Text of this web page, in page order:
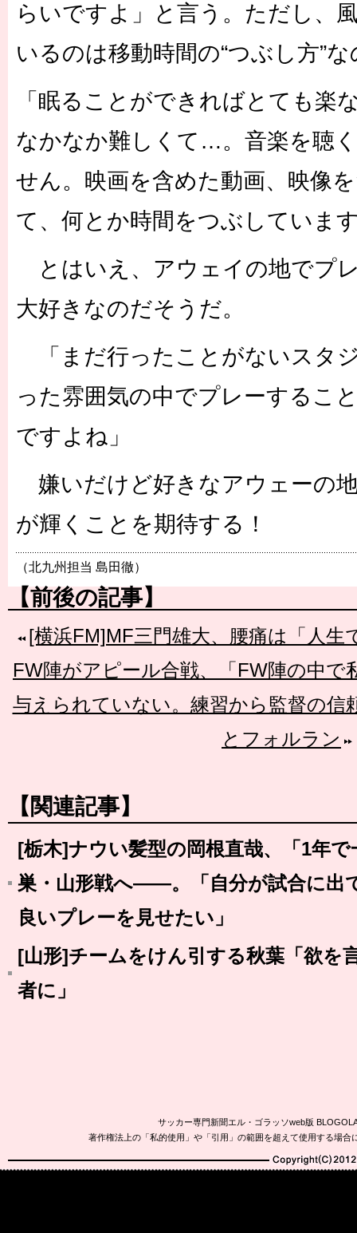
らいですよ」と言う。ただし、
いるのは移動時間の“つぶし方”
「眠ることができればとても楽
なかなか難しくて…。音楽を聴
せん。映画を含めた動画、映像
て、何とか時間をつぶしていま
とはいえ、アウェイの地でプ
大好きなのだそうだ。
「まだ行ったことがないスタ
った雰囲気の中でプレーするこ
ですよね」
嫌いだけど好きなアウェーの
が輝くことを期待する！
（北九州担当 島田徹）
【前後の記事】
[横浜FM]MF三門雄大、腰痛は「人生
FW陣がアピール合戦、「FW陣の中で
与えられていない。練習から監督の信
とフォルラン
【関連記事】
[栃木]ナウい髪型の岡根直哉、「1年
巣・山形戦へ――。「自分が試合に出
良いプレーを見せたい」
[山形]チームをけん引する秋葉「欲を
者に」
サッカー専門新聞エル・ゴラッソweb版
著作権法上の「私的使用」や「引用」の範囲を超えて使用する場
Copyright(C)2010-